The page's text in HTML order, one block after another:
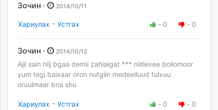
Зочин · 2014/10/11
Хариулах · Устгах - 0 - 0
Зочин · 2014/10/12
Ajil sain hiij bgaa demii zahialgat *** niitlexee boliomoor
yum tegj baixaar oron nutgiin medeelluud tulxuu
oruulmaar bna shu
Хариулах · Устгах - 0 - 0